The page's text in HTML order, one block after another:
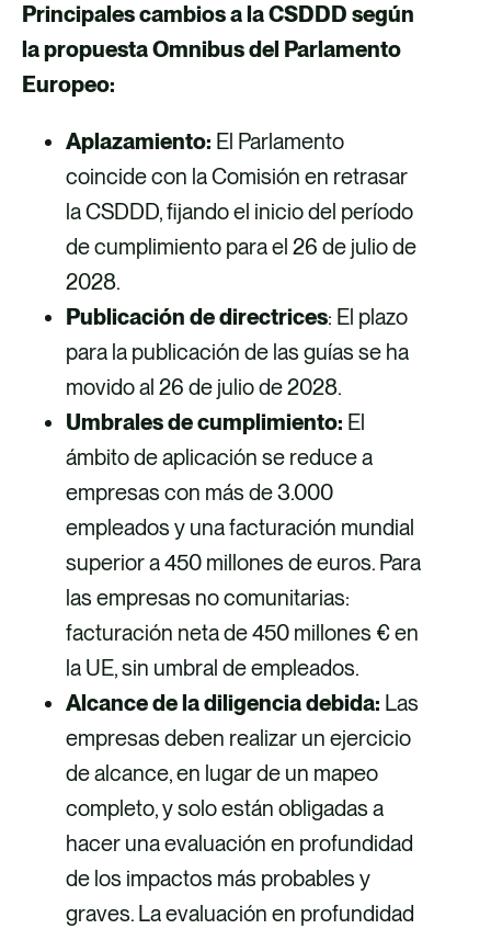
Principales cambios a la CSDDD según
la propuesta Omnibus del Parlamento
Europeo:
Aplazamiento: El Parlamento
coincide con la Comisión en retrasar
la CSDDD, fijando el inicio del período
de cumplimiento para el 26 de julio de
2028.
Publicación de directrices: El plazo
para la publicación de las guías se ha
movido al 26 de julio de 2028.
Umbrales de cumplimiento: El
ámbito de aplicación se reduce a
empresas con más de 3.000
empleados y una facturación mundial
superior a 450 millones de euros. Para
las empresas no comunitarias:
facturación neta de 450 millones € en
la UE, sin umbral de empleados.
Alcance de la diligencia debida: Las
empresas deben realizar un ejercicio
de alcance, en lugar de un mapeo
completo, y solo están obligadas a
hacer una evaluación en profundidad
de los impactos más probables y
graves. La evaluación en profundidad